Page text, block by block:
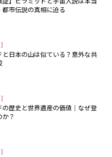
都市伝説の真相に迫る
]
と日本の山は似ている？意外な共
]
の歴史と世界遺産の価値｜なぜ登
？
]